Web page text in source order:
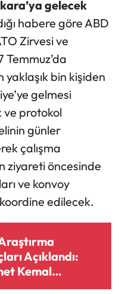
gelecek
habere göre ABD
Zirvesi ve
yaklaşık bin kişiden
gelmesi
ve protokol
günler
çalışma
ziyareti öncesinde
ve konvoy
koordine edilecek.
Açıklandı:
Kemal
Türkiye’de